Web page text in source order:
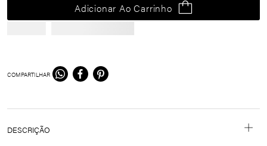
Adicionar Ao Carrinho
COMPARTILHAR
DESCRIÇÃO